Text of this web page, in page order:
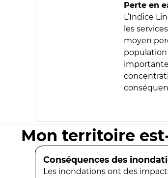
Perte en
L’Indice
les
moyen
population
Mon territoire
Conséquences des
Les inondations ont des